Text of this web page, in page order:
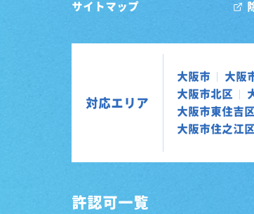
サイトマップ
対応エリア
大阪市 大阪
大阪市北区
大阪市東住吉区
大阪市住之江区
許認可一覧